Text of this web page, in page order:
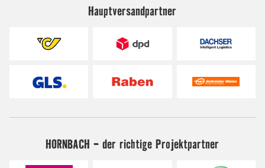
Hauptversandpartner
HORNBACH - der richtige Projektpartner